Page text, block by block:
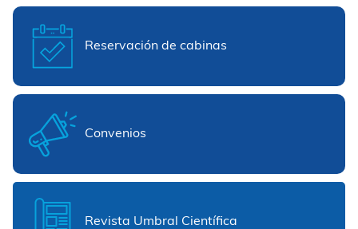
Reservación de cabinas
Convenios
Revista Umbral Científica